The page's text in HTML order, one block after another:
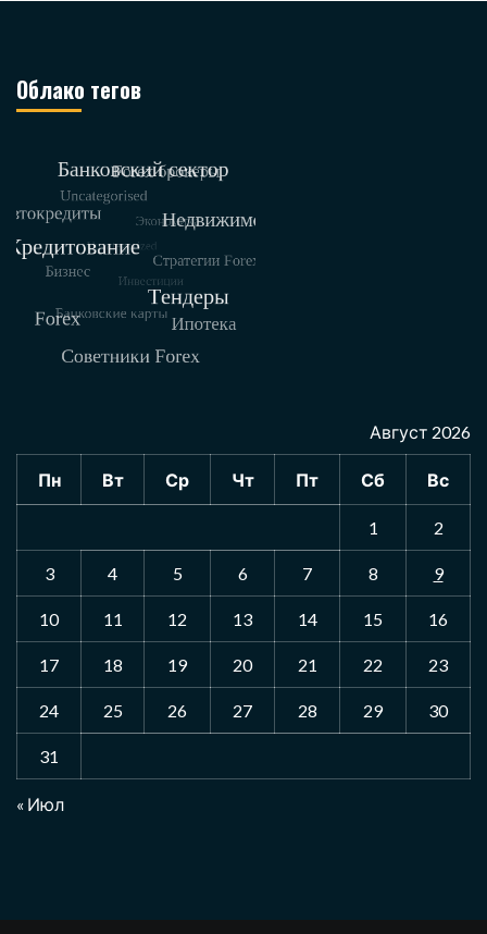
Облако тегов
Август 2026
Пн Вт Ср Чт Пт Сб Вс
1 2
3 4 5 6 7 8 9
10 11 12 13 14 15 16
17 18 19 20 21 22 23
24 25 26 27 28 29 30
31
« Июл